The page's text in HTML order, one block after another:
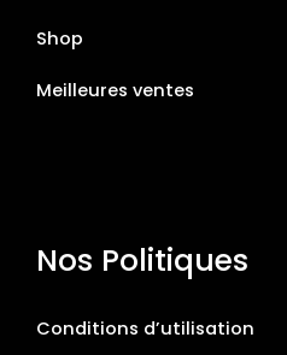
Shop
Meilleures ventes
Nos Politiques
Conditions d’utilisation